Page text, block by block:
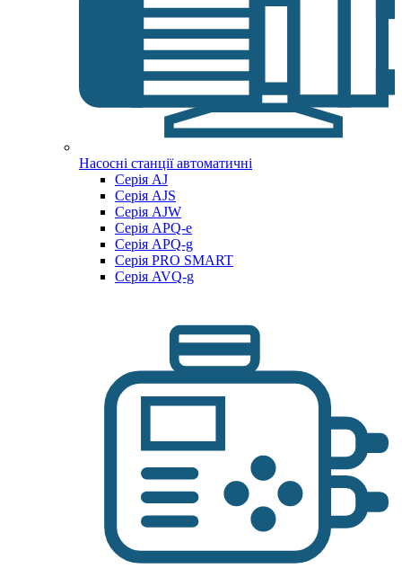
Насосні станції автоматичні
Серія AJ
Серія AJS
Серія AJW
Серія APQ-e
Серія APQ-g
Серія PRO SMART
Серія AVQ-g